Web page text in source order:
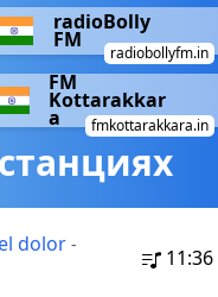
radioBolly
FM
radiobollyfm.in
FM
Kottarakkar
a fmkottarakkara.in
dolor -
11:36